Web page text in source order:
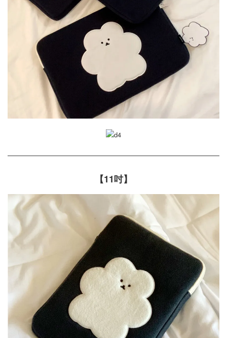
【11吋】